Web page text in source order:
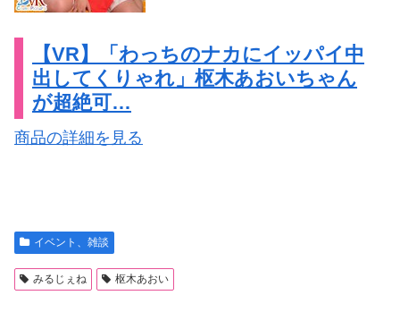
【VR】「わっちのナカにイッパイ中
出してくりゃれ」枢木あおいちゃん
が超絶可…
商品の詳細を見る
イベント、雑談
みるじぇね 枢木あおい